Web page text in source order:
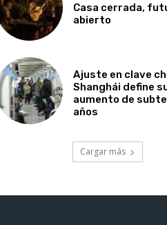
Casa cerrada,
abierto
Ajuste en clave
Shanghái define
aumento de subte
años
Cargar más